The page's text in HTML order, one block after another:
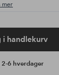
mer
i handlekurv
2-6 hverdager